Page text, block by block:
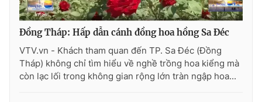
VTV Money VTV Thể thao
VTV Sức khoẻ Bất động sản
Đồng Tháp: Hấp dẫn cánh đồng hoa hồng Sa Đéc
VTV.vn - Khách tham quan đến TP. Sa Đéc (Đồng
Tháp) không chỉ tìm hiểu về nghề trồng hoa kiểng mà
còn lạc lối trong không gian rộng lớn tràn ngập hoa...